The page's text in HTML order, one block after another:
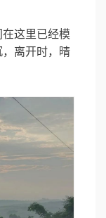
这里已经模
离开时，晴